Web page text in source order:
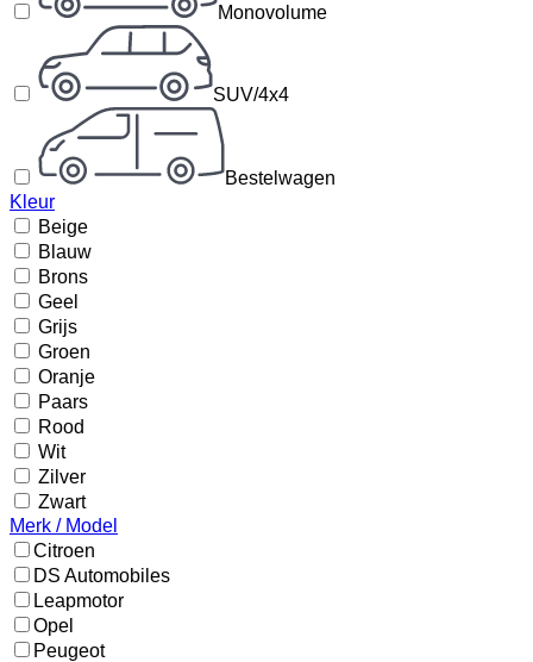
Monovolume
SUV/4x4
Bestelwagen
Kleur
Beige
Blauw
Brons
Geel
Grijs
Groen
Oranje
Paars
Rood
Wit
Zilver
Zwart
Merk / Model
Citroen
DS Automobiles
Leapmotor
Opel
Peugeot